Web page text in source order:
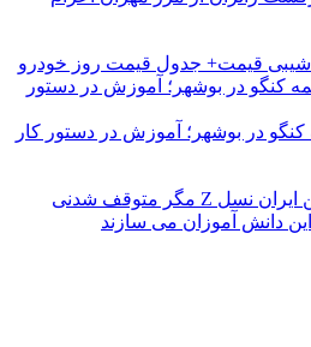
قیمت+ جدول قیمت روز خودرو
در بوشهر؛ آموزش در دستور کار
سیلیکن ولیِ تهران؛ این ایران نسل Z مگر متوقف شدنی
این دانش آموزان می سازند